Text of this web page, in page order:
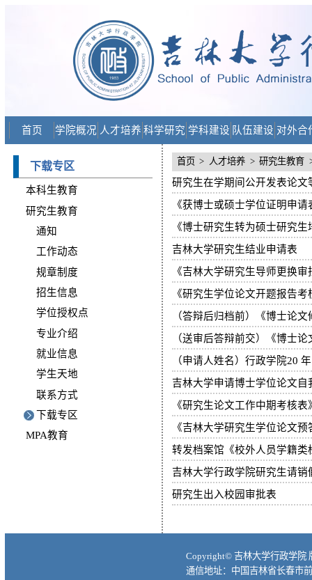
首页 学院概况 人才培养 科学研究 学科建设 队伍建设 对外合
下载专区
本科生教育
研究生教育
通知
工作动态
规章制度
招生信息
学位授权点
专业介绍
就业信息
学生天地
联系方式
下载专区
MPA教育
首页 > 人才培养 > 研究生教育
研究生在学期间公开发表论
《获博士或硕士学位证明申请
《博士研究生转为硕士研究
吉林大学研究生结业申请表
《吉林大学研究生导师更换审
《研究生学位论文开题报告考
（答辩后归档前）《博士论
（送审后答辩前交）《博士
（申请人姓名）行政学院20
吉林大学申请博士学位论文自
《研究生论文工作中期考核表
《吉林大学研究生学位论文
转发档案馆《校外人员学籍类
吉林大学行政学院研究生请销
研究生出入校园审批表
Copyright© 吉林大学行政学院
通信地址：中国吉林省长春市